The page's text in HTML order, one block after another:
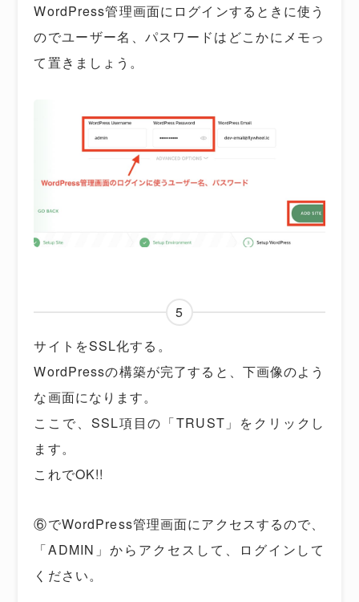
WordPress管理画面にログインするときに使う
のでユーザー名、パスワードはどこかにメモっ
て置きましょう。
5
サイトをSSL化する。
WordPressの構築が完了すると、下画像のよう
な画面になります。
ここで、SSL項目の「TRUST」をクリックし
ます。
これでOK!!
⑥でWordPress管理画面にアクセスするので、
「ADMIN」からアクセスして、ログインして
ください。